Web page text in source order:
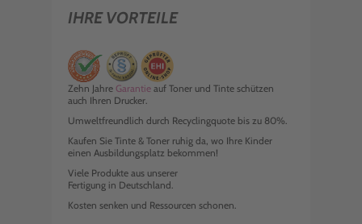
IHRE VORTEILE
Zehn Jahre Garantie auf Toner und Tinte schützen
auch Ihren Drucker.
Umweltfreundlich durch Recyclingquote bis zu 80%.
Kaufen Sie Tinte & Toner ruhig da, wo Ihre Kinder
einen Ausbildungsplatz bekommen!
Viele Produkte aus unserer
Fertigung in Deutschland.
Kosten senken und Ressourcen schonen.